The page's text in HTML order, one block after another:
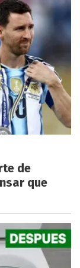
de
que